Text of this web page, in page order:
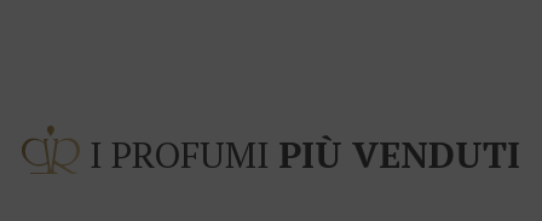
I PROFUMI PIÙ VENDUTI